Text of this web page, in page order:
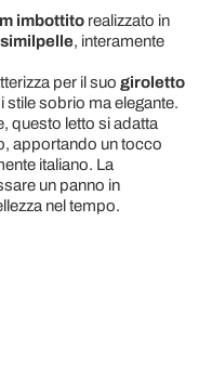
imbottitorealizzato in
similpelle, interamente
per il suo giroletto
sobrio ma elegante.
questo letto si adatta
apportando un tocco
italiano. La
un panno in
nel tempo.